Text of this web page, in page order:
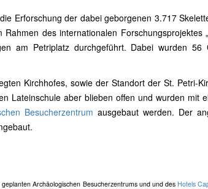
Erforschung der dabei geborgenen 3.717
des internationalen Forschungsprojektes
am Petriplatz durchgeführt. Dabei wurden 56
Kirchhofes, sowie der Standort der St. Petri-
Lateinschule aber blieben offen und wurden mit
Besucherzentrum ausgebaut werden. Der
Archäologischen Besucherzentrums und und des Hotels